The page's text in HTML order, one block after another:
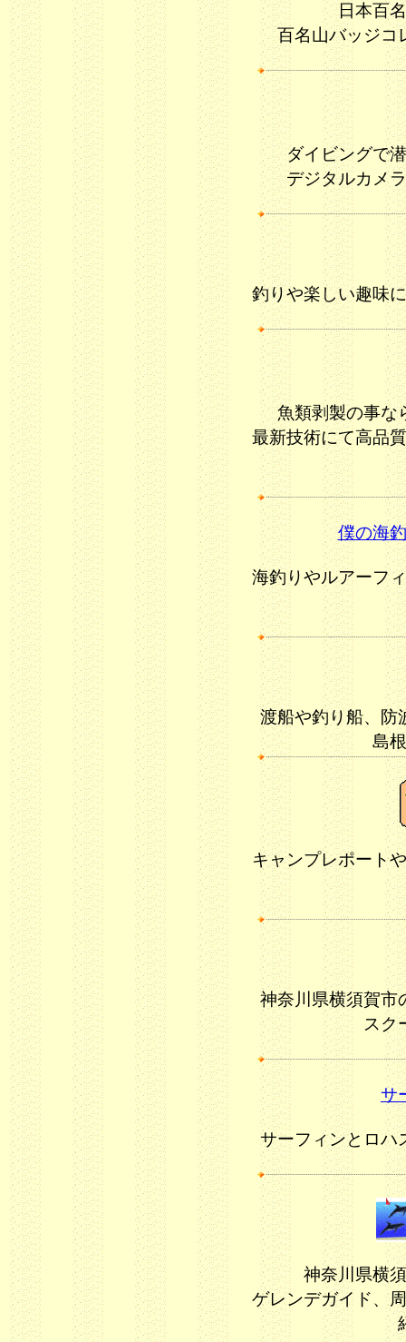
日本百
百名山バッジコ
ダイビングで
デジタルカメ
釣りや楽しい趣味
魚類剥製の事な
最新技術にて高品
僕の海
海釣りやルアーフ
渡船や釣り船、防
島
キャンプレポート
神奈川県横須賀市
スク
サ
サーフィンとロハ
神奈川県横
ゲレンデガイド、